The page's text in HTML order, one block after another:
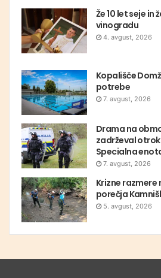
Že 10 let seje in
vinogradu
4. avgust, 2026
Kopališče
potrebe
7. avgust, 2026
Drama na
zadrževal
Specialna
7. avgust, 2026
Krizne
porečja
5. avgust, 2026